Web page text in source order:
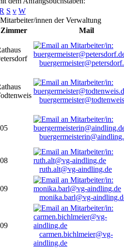
S v W
innen der Verwaltung
Zimmer Mail
ruth.alt@vg-aindling.de
monika.barl@vg-
carmen.bichlmeier@vg-
aindling.de